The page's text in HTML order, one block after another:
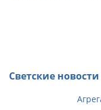
Светские новости